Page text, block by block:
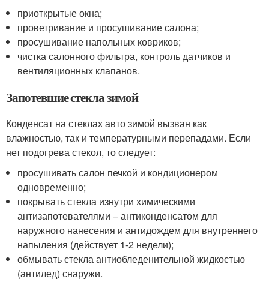
приоткрытые окна;
проветривание и просушивание салона;
просушивание напольных ковриков;
чистка салонного фильтра, контроль датчиков и
вентиляционных клапанов.
Запотевшие стекла зимой
Конденсат на стеклах авто зимой вызван как
влажностью, так и температурными перепадами. Если
нет подогрева стекол, то следует:
просушивать салон печкой и кондиционером
одновременно;
покрывать стекла изнутри химическими
антизапотевателями – антиконденсатом для
наружного нанесения и антидождем для внутреннего
напыления (действует 1-2 недели);
обмывать стекла антиобледенительной жидкостью
(антилед) снаружи.